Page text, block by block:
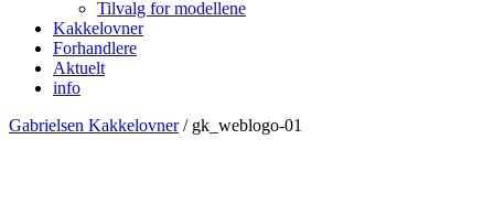
Tilvalg for modellene
Kakkelovner
Forhandlere
Aktuelt
info
Gabrielsen Kakkelovner/ gk_weblogo-01